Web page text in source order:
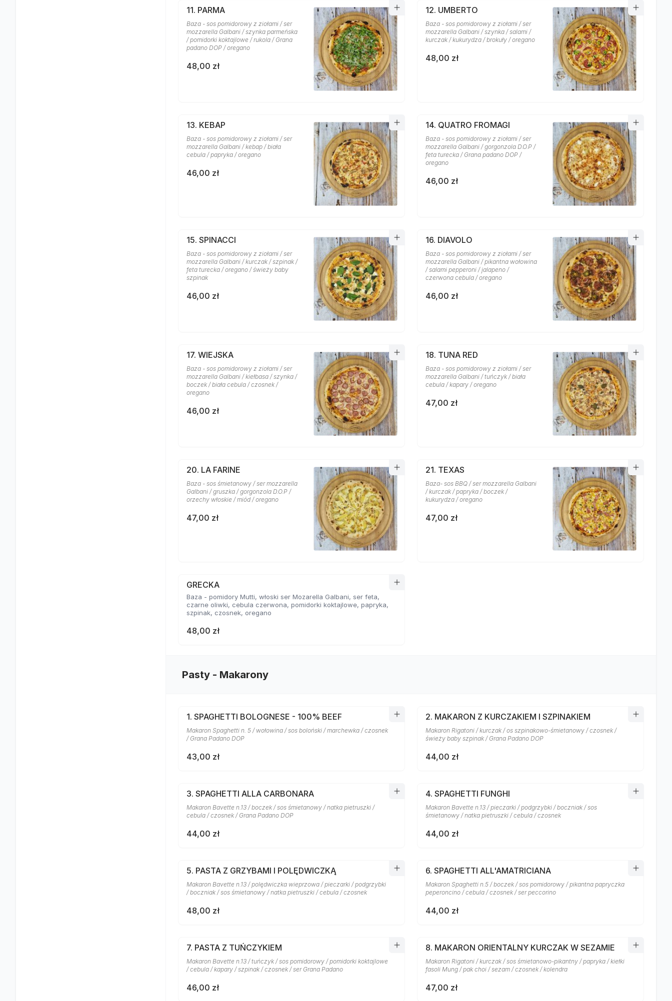
11. PARMA
Baza - sos pomidorowy z ziołami / ser
mozzarella Galbani / szynka parmeńska
/ pomidorki koktajlowe / rukola / Grana
padano DOP / oregano
48,00 zł
12. UMBERTO
Baza - sos pomidorowy z ziołami / ser
mozzarella Galbani / szynka / salami /
kurczak / kukurydza / brokuły / oregano
48,00 zł
13. KEBAP
Baza - sos pomidorowy z ziołami / ser
mozzarella Galbani / kebap / biała
cebula / papryka / oregano
46,00 zł
14. QUATRO FROMAGI
Baza - sos pomidorowy z ziołami / ser
mozzarella Galbani / gorgonzola D.O.P /
feta turecka / Grana padano DOP /
oregano
46,00 zł
15. SPINACCI
Baza - sos pomidorowy z ziołami / ser
mozzarella Galbani / kurczak / szpinak /
feta turecka / oregano / świeży baby
szpinak
46,00 zł
16. DIAVOLO
Baza - sos pomidorowy z ziołami / ser
mozzarella Galbani / pikantna wołowina
/ salami pepperoni / jalapeno /
czerwona cebula / oregano
46,00 zł
17. WIEJSKA
Baza - sos pomidorowy z ziołami / ser
mozzarella Galbani / kiełbasa / szynka /
boczek / biała cebula / czosnek /
oregano
46,00 zł
18. TUNA RED
Baza - sos pomidorowy z ziołami / ser
mozzarella Galbani / tuńczyk / biała
cebula / kapary / oregano
47,00 zł
20. LA FARINE
Baza - sos śmietanowy / ser mozzarella
Galbani / gruszka / gorgonzola D.O.P /
orzechy włoskie / miód / oregano
47,00 zł
21. TEXAS
Baza- sos BBQ / ser mozzarella Galbani
/ kurczak / papryka / boczek /
kukurydza / oregano
47,00 zł
GRECKA
Baza - pomidory Mutti, włoski ser Mozarella Galbani, ser feta,
czarne oliwki, cebula czerwona, pomidorki koktajlowe, papryka,
szpinak, czosnek, oregano
48,00 zł
Pasty - Makarony
1. SPAGHETTI BOLOGNESE - 100% BEEF
Makaron Spaghetti n. 5 / wołowina / sos boloński / marchewka / czosnek
/ Grana Padano DOP
43,00 zł
2. MAKARON Z KURCZAKIEM I SZPINAKIEM
Makaron Rigatoni / kurczak / os szpinakowo-śmietanowy / czosnek /
świeży baby szpinak / Grana Padano DOP
44,00 zł
3. SPAGHETTI ALLA CARBONARA
Makaron Bavette n.13 / boczek / sos śmietanowy / natka pietruszki /
cebula / czosnek / Grana Padano DOP
44,00 zł
4. SPAGHETTI FUNGHI
Makaron Bavette n.13 / pieczarki / podgrzybki / boczniak / sos
śmietanowy / natka pietruszki / cebula / czosnek
44,00 zł
5. PASTA Z GRZYBAMI I POLĘDWICZKĄ
Makaron Bavette n.13 / polędwiczka wieprzowa / pieczarki / podgrzybki
/ boczniak / sos śmietanowy / natka pietruszki / cebula / czosnek
48,00 zł
6. SPAGHETTI ALL'AMATRICIANA
Makaron Spaghetti n.5 / boczek / sos pomidorowy / pikantna papryczka
peperoncino / cebula / czosnek / ser peccorino
44,00 zł
7. PASTA Z TUŃCZYKIEM
Makaron Bavette n.13 / tuńczyk / sos pomidorowy / pomidorki koktajlowe
/ cebula / kapary / szpinak / czosnek / ser Grana Padano
46,00 zł
8. MAKARON ORIENTALNY KURCZAK W SEZAMIE
Makaron Rigatoni / kurczak / sos śmietanowo-pikantny / papryka / kiełki
fasoli Mung / pak choi / sezam / czosnek / kolendra
47,00 zł